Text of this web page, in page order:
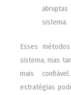
sistema.
Esses
sistema, mas
mais
estratégias